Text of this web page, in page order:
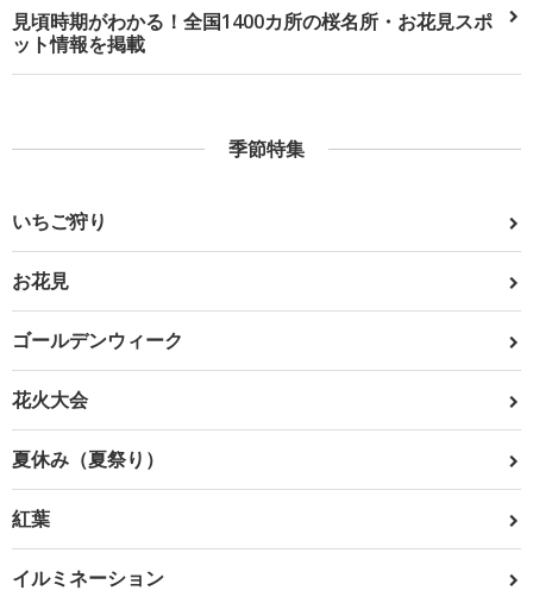
見頃時期がわかる！全国1400カ所の桜名所・お花見スポ
ット情報を掲載
季節特集
いちご狩り
お花見
ゴールデンウィーク
花火大会
夏休み（夏祭り）
紅葉
イルミネーション